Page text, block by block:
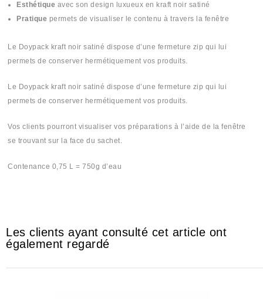
Esthétique avec son design luxueux en kraft noir satiné
Pratique permets de visualiser le contenu à travers la fenêtre
Le Doypack kraft noir satiné dispose d’une fermeture zip qui lui
permets de conserver hermétiquement vos produits.
Le Doypack kraft noir satiné dispose d’une fermeture zip qui lui
permets de conserver hermétiquement vos produits.
Vos clients pourront visualiser vos préparations à l’aide de la fenêtre
se trouvant sur la face du sachet.
Contenance 0,75 L = 750g d’eau
Les clients ayant consulté cet article ont
également regardé